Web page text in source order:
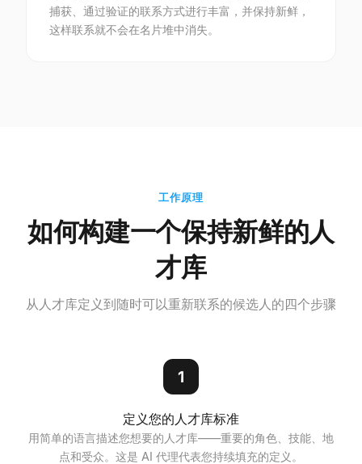
捕获、通过验证的联系方式进行丰富，并保持新鲜，
这样联系就不会在名片堆中消失。
工作原理
如何构建一个保持新鲜的人
才库
从人才库定义到随时可以重新联系的候选人的四个步骤
1
定义您的人才库标准
用简单的语言描述您想要的人才库——重要的角色、技能、地
点和受众。这是 AI 代理代表您持续填充的定义。